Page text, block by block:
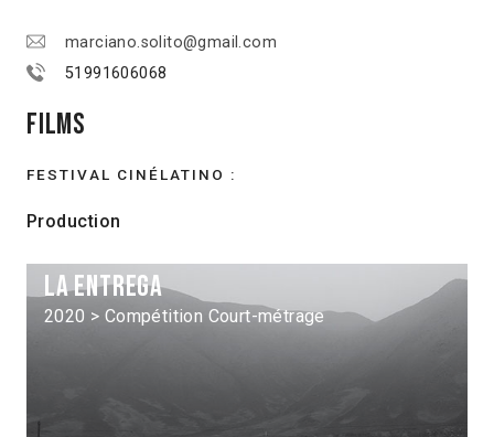
marciano.solito@gmail.com
51991606068
Films
FESTIVAL CINÉLATINO :
Production
La Entrega
2020 > Compétition Court-métrage